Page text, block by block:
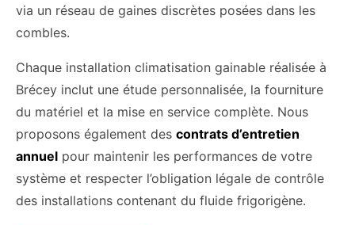
via un réseau de gaines discrètes posées dans les
combles.
Chaque installation climatisation gainable réalisée à
Brécey inclut une étude personnalisée, la fourniture
du matériel et la mise en service complète. Nous
proposons également des contrats d’entretien
annuel pour maintenir les performances de votre
système et respecter l’obligation légale de contrôle
des installations contenant du fluide frigorigène.